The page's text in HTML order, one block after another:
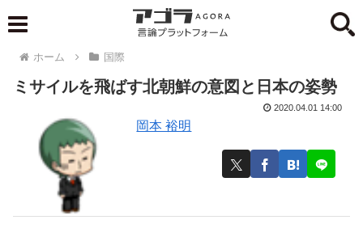
ホーム 国際
ミサイルを飛ばす北朝鮮の意図と日本の姿勢
岡本 裕明
2020.04.01 14:00